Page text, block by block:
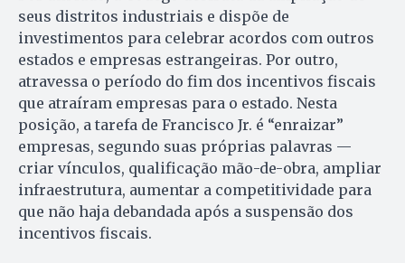
seus distritos industriais e dispõe de
investimentos para celebrar acordos com outros
estados e empresas estrangeiras. Por outro,
atravessa o período do fim dos incentivos fiscais
que atraíram empresas para o estado. Nesta
posição, a tarefa de Francisco Jr. é “enraizar”
empresas, segundo suas próprias palavras —
criar vínculos, qualificação mão-de-obra, ampliar
infraestrutura, aumentar a competitividade para
que não haja debandada após a suspensão dos
incentivos fiscais.